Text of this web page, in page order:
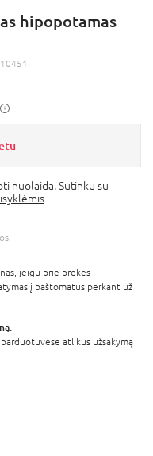
hipopotamas
nuolaida. Sutinku su
jeigu prie prekės
į paštomatus perkant už
atlikus užsakymą